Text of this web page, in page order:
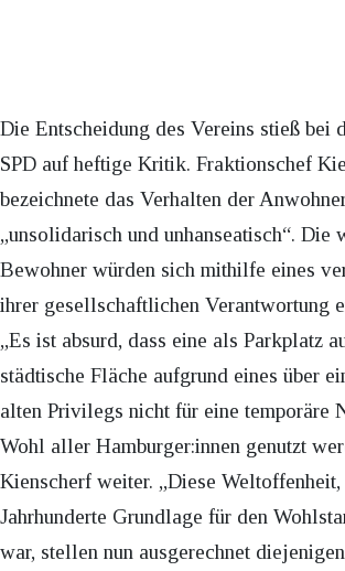
Die Entscheidung des Vereins stieß bei
SPD auf heftige Kritik. Fraktionschef
bezeichnete das Verhalten der
„unsolidarisch und unhanseatisch“. Die
Bewohner würden sich mithilfe eines
ihrer gesellschaftlichen Verantwortung
„Es ist absurd, dass eine als Parkplatz
städtische Fläche aufgrund eines über
alten Privilegs nicht für eine temporäre
Wohl aller Hamburger:innen genutzt
Kienscherf weiter. „Diese
Jahrhunderte Grundlage für den
war, stellen nun ausgerechnet